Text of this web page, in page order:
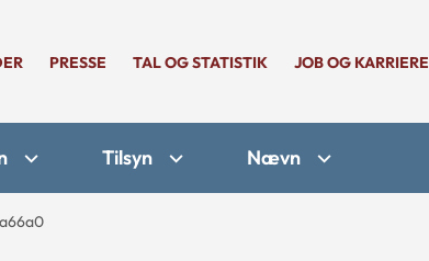
PRESSE TAL OG STATISTIK JOB OG KARRIERE
Tilsyn Nævn